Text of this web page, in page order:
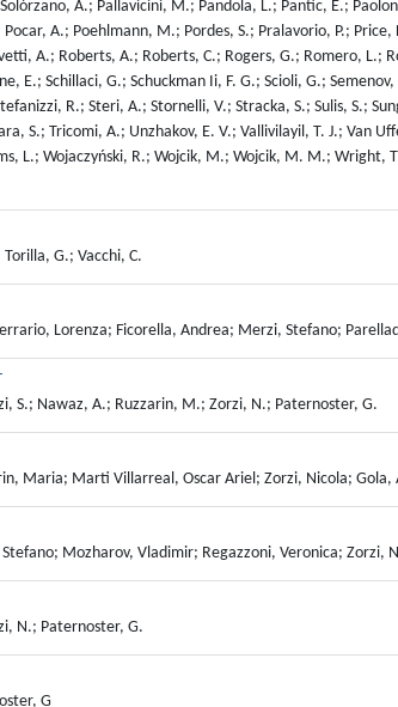
A.; Pallavicini, M.; Pandola, L.; Pantic, E.;
A.; Poehlmann, M.; Pordes, S.; Pralavorio, P.;
A.; Roberts, A.; Roberts, C.; Rogers, G.; Romero, L.;
E.; Schillaci, G.; Schuckman Ii, F. G.; Scioli, G.;
R.; Steri, A.; Stornelli, V.; Stracka, S.; Sulis, S.;
S.; Tricomi, A.; Unzhakov, E. V.; Vallivilayil, T. J.; Van
L.; Wojaczyński, R.; Wojcik, M.; Wojcik, M. M.; Wright,
G.; Vacchi, C.
Lorenza; Ficorella, Andrea; Merzi, Stefano;
S.; Nawaz, A.; Ruzzarin, M.; Zorzi, N.; Paternoster, G.
Maria; Marti Villarreal, Oscar Ariel; Zorzi, Nicola; Gola,
Mozharov, Vladimir; Regazzoni, Veronica; Zorzi,
N.; Paternoster, G.
G